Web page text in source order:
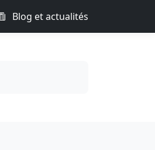
Blog et actualités